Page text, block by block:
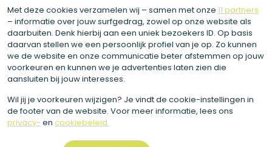
Met deze cookies verzamelen wij – samen met onze 11 partners
– informatie over jouw surfgedrag, zowel op onze website als
daarbuiten. Denk hierbij aan een uniek bezoekers ID. Op basis
daarvan stellen we een persoonlijk profiel van je op. Zo kunnen
we de website en onze communicatie beter afstemmen op jouw
voorkeuren en kunnen we je advertenties laten zien die
aansluiten bij jouw interesses.
Wil jij je voorkeuren wijzigen? Je vindt de cookie-instellingen in
de footer van de website. Voor meer informatie, lees ons
privacy- en cookiebeleid.
behoud van sterke botten.
Kalium is onder andere goed voor je bloeddruk.
Daarnaast is dit mineraal belangrijk voor de normale
werking van spieren en zenuwen.
Waarom gebruiken wij rabarber?